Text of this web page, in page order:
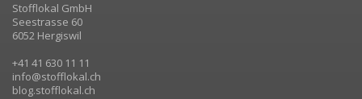
Stofflokal GmbH
Seestrasse 60
6052 Hergiswil
+41 41 630 11 11
info@stofflokal.ch
blog.stofflokal.ch